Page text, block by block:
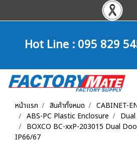
Hot Line :095 829
หน้าแรก สินค้าทั้งหมด
CABINET-
ABS-PC Plastic Enclosure
BOXCO BC-xxP-203015 Dual
IP66/67